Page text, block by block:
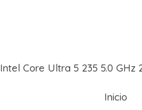
Inicio
Intel Core Ultra 5 235 5.0 GHz